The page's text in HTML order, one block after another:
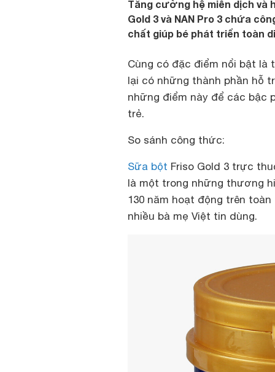
Tăng cường hệ miễn dịch và
Gold 3 và NAN Pro 3 chứa
chất giúp bé phát triển toàn
Cùng có đặc điểm nổi bật
lại có những thành phần hỗ
những điểm này để các bậc
trẻ.
So sánh công thức:
Sữa bột Friso Gold 3 trực
là một trong những thương
130 năm hoạt động trên
nhiều bà mẹ Việt tin dùng.